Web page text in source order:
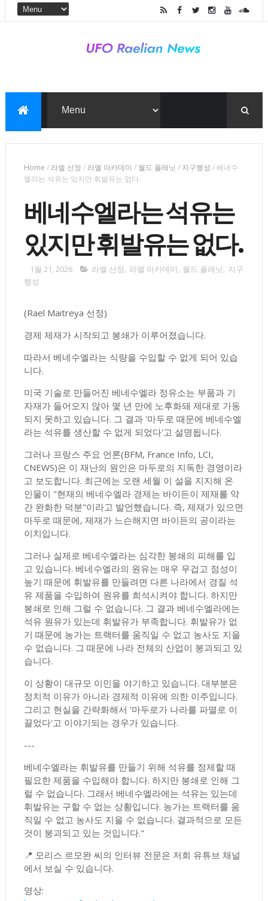
Home / 라엘 선정 / 라엘 아카데미 / 월드 플래닛 / 지구행성 / 베네수
엘라는 석유는 있지만 휘발유는 없다.
베네수엘라는 석유는
있지만 휘발유는 없다.
1월 21, 2026 라엘 선정, 라엘 아카데미, 월드 플래닛, 지구
행성
(Rael Maitreya 선정)
경제 제재가 시작되고 봉쇄가 이루어졌습니다.
따라서 베네수엘라는 식량을 수입할 수 없게 되어 있습
니다.
미국 기술로 만들어진 베네수엘라 정유소는 부품과 기
자재가 들어오지 않아 몇 년 만에 노후화돼 제대로 가동
되지 못하고 있습니다. 그 결과 '마두로 때문에 베네수엘
라는 석유를 생산할 수 없게 되었다'고 설명됩니다.
그러나 프랑스 주요 언론(BFM, France Info, LCI,
CNEWS)은 이 재난의 원인은 마두로의 지독한 경영이라
고 보도합니다. 최근에는 오랜 세월 이 설을 지지해 온
인물이 "현재의 베네수엘라 경제는 바이든이 제재를 약
간 완화한 덕분"이라고 발언했습니다. 즉, 제재가 있으면
마두로 때문에, 제재가 느슨해지면 바이든의 공이라는
이치입니다.
그러나 실제로 베네수엘라는 심각한 봉쇄의 피해를 입
고 있습니다. 베네수엘라의 원유는 매우 무겁고 점성이
높기 때문에 휘발유를 만들려면 다른 나라에서 경질 석
유 제품을 수입하여 원유를 희석시켜야 합니다. 하지만
봉쇄로 인해 그럴 수 없습니다. 그 결과 베네수엘라에는
석유 원유가 있는데 휘발유가 부족합니다. 휘발유가 없
기 때문에 농가는 트랙터를 움직일 수 없고 농사도 지을
수 없습니다. 그 때문에 나라 전체의 산업이 붕괴되고 있
습니다.
이 상황이 대규모 이민을 야기하고 있습니다. 대부분은
정치적 이유가 아니라 경제적 이유에 의한 이주입니다.
그리고 현실을 간략화해서 '마두로가 나라를 파멸로 이
끌었다'고 이야기되는 경우가 있습니다.
---
베네수엘라는 휘발유를 만들기 위해 석유를 정제할 때
필요한 제품을 수입해야 합니다. 하지만 봉쇄로 인해 그
럴 수 없습니다. 그래서 베네수엘라에는 석유는 있는데
휘발유는 구할 수 없는 상황입니다. 농가는 트랙터를 움
직일 수 없고 농사도 지을 수 없습니다. 결과적으로 모든
것이 붕괴되고 있는 것입니다."
📍 모리스 르모완 씨의 인터뷰 전문은 저희 유튜브 채널
에서 보실 수 있습니다.
영상: